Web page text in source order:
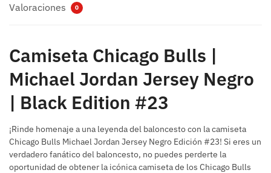
Valoraciones 0
Camiseta Chicago Bulls |
Michael Jordan Jersey Negro
| Black Edition #23
¡Rinde homenaje a una leyenda del baloncesto con la camiseta
Chicago Bulls Michael Jordan Jersey Negro Edición #23! Si eres un
verdadero fanático del baloncesto, no puedes perderte la
oportunidad de obtener la icónica camiseta de los Chicago Bulls